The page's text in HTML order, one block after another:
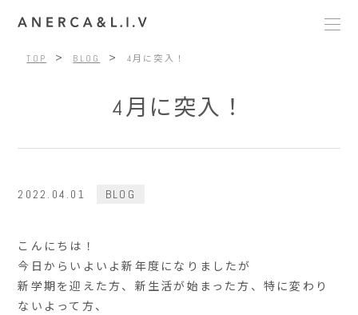
TOP > BLOG > 4月に突入！
4月に突入！
2022.04.01 BLOG
こんにちは！
今日からいよいよ新年度になりましたが
新学期を迎えた方、新生活が始まった方、特に変わり
ないよって方、